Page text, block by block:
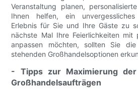
Veranstaltung planen,
Ihnen helfen, ein
Erlebnis für Sie und Ihre Gäste zu
nächste Mal Ihre Feierlichkeiten mit
anpassen möchten, sollten Sie
stehenden Großhandelsoptionen
- Tipps zur Maximierung
Großhandelsaufträgen